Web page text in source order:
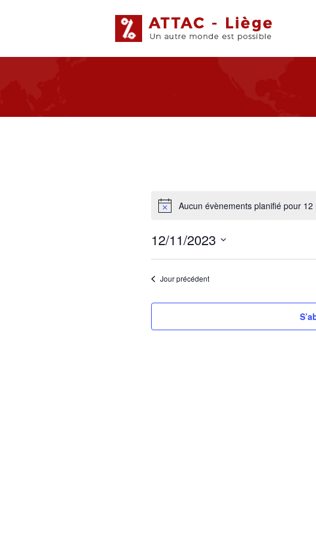
Aucun évènements planifié pour
12/11/2023
date.Jour précédent